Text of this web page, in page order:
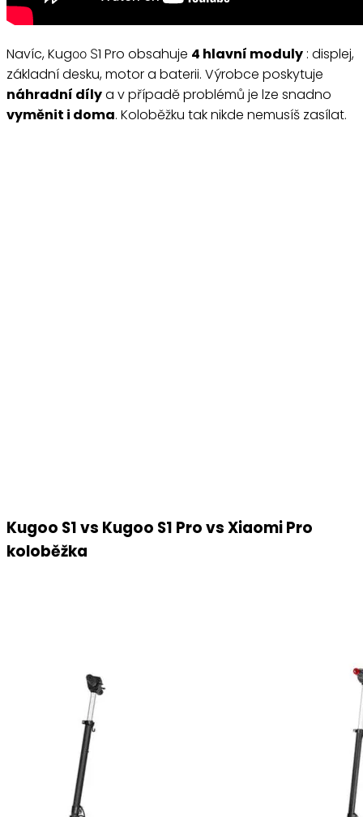
Navíc, Kugоо Ѕ1 Pro obsahuje 4 hlavní moduly : displej,
základní desku, motor a baterii. Výrobce poskytuje
náhradní dílya v případě problémů je lze snadno
vyměnit i doma. Koloběžku tak nikde nemusíš zasílat.
Kugoo S1 vs Kugoo S1 Pro vs Xiaomi Pro
koloběžka